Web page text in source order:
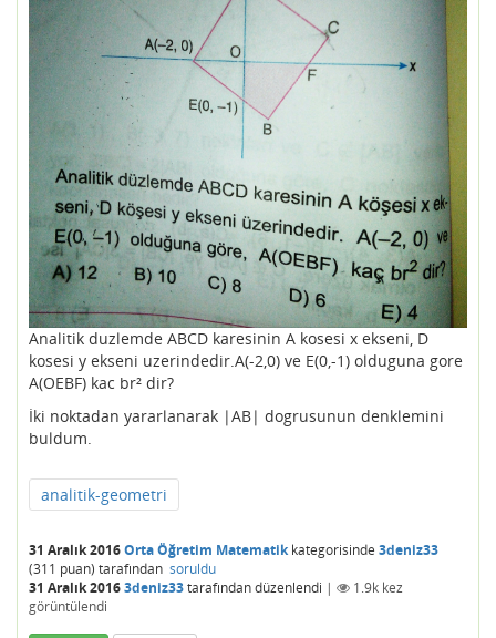
Analitik duzlemde ABCD karesinin A kosesi x ekseni, D
kosesi y ekseni uzerindedir.A(-2,0) ve E(0,-1) olduguna gore
A(OEBF) kac br² dir?
İki noktadan yararlanarak |AB| dogrusunun denklemini
buldum.
analitik-geometri
31 Aralık 2016Orta Öğretim Matematikkategorisinde 3deniz33
(311 puan) tarafından soruldu
31 Aralık 20163deniz33tarafındandüzenlendi | 1.9k kez
görüntülendi